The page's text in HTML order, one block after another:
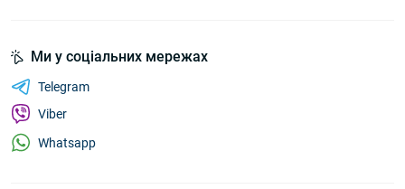
Ми у соціальних мережах
Telegram
Viber
Whatsapp